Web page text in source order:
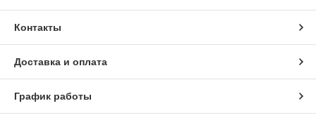
Контакты
Доставка и оплата
График работы